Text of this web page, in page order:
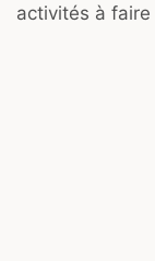
activités à